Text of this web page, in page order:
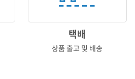
택배
상품 출고 및 배송